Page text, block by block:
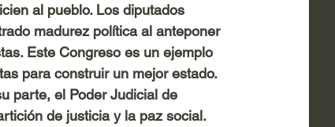
al pueblo. Los diputados
madurez política al anteponer
Este Congreso es un ejemplo
para construir un mejor estado.
parte, el Poder Judicial de
de justicia y la paz social.